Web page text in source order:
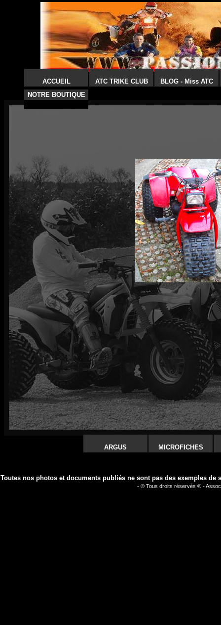
ACCUEIL ATC TRIKE CLUB
BLOG - Miss ATC
NOTRE BOUTIQUE
ARGUS MICROFICHES
Toutes nos photos et documents publiés ne sont pas des exemples
- © Tous droits réservés © -